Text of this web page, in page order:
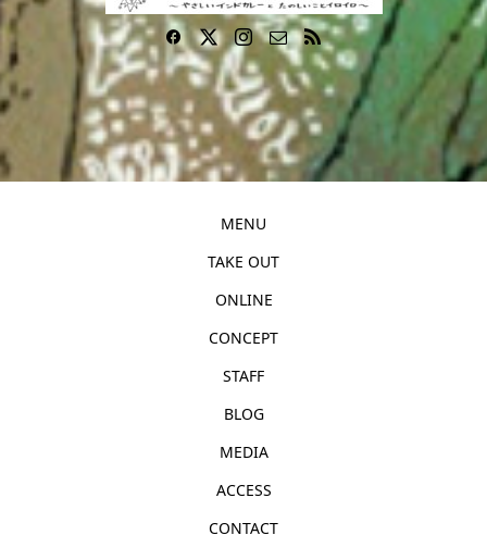
MENU
TAKE OUT
ONLINE
CONCEPT
STAFF
BLOG
MEDIA
ACCESS
CONTACT